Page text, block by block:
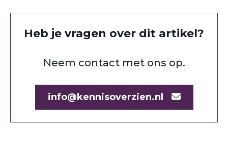
Heb je vragen over dit artikel?
Neem contact met ons op.
info@kennisoverzien.nl